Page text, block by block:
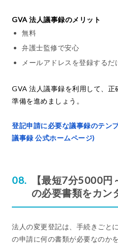
GVA 法人議事録のメリット
無料
弁護士監修で安心
メールアドレスを登録するだ
GVA 法人議事録を利用して、
準備を進めましょう。
登記申請に必要な議事録のテン
議事録 公式ホームページ)
【最短7分5000
の必要書類をカン
法人の変更登記は、手続きごと
の申請に何の書類が必要なのか